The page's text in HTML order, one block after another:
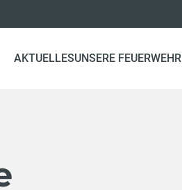
AKTUELLESUNSERE FEUERWEHR